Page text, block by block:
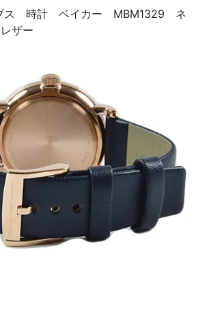
ス 時計 ベイカー MBM1329 ネ
ザー